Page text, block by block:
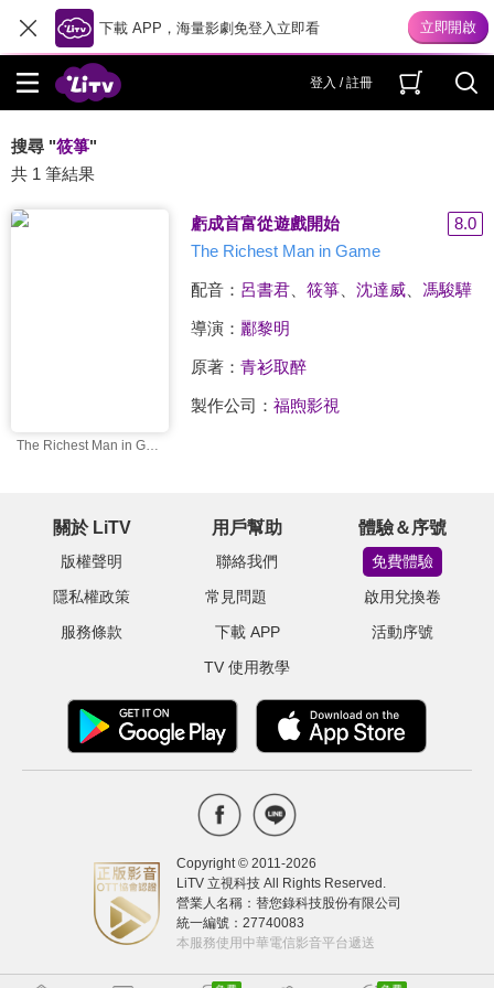
下載 APP，海量影劇免登入立即看
登入 / 註冊
搜尋 "筱箏"
共 1 筆結果
The Richest Man in Game
虧成首富從遊戲開始
8.0
The Richest Man in Game
配音： 呂書君、 筱箏、 沈達威、 馮駿驊
導演： 酈黎明
原著： 青衫取醉
製作公司： 福煦影視
關於 LiTV
版權聲明
隱私權政策
服務條款
用戶幫助
聯絡我們
常見問題
下載 APP
TV 使用教學
體驗＆序號
免費體驗
啟用兌換卷
活動序號
Copyright © 2011-2026
LiTV 立視科技 All Rights Reserved.
營業人名稱：替您錄科技股份有限公司
統一編號：27740083
本服務使用中華電信影音平台遞送